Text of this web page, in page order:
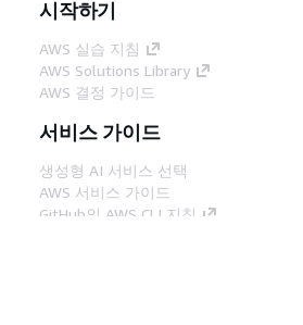
시작하기
AWS 실습 지침
AWS Solutions Library
AWS 결정 가이드
서비스 가이드
생성형 AI 서비스 선택
AWS 서비스 가이드
GitHub의 AWS CLI 지침